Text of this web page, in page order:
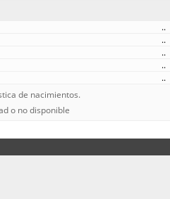
..
..
..
..
..
de nacimientos.
o no disponible